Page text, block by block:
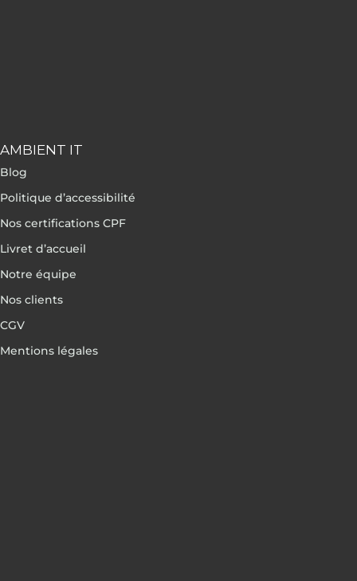
AMBIENT IT
Blog
Politique d’accessibilité
Nos certifications CPF
Livret d’accueil
Notre équipe
Nos clients
CGV
Mentions légales